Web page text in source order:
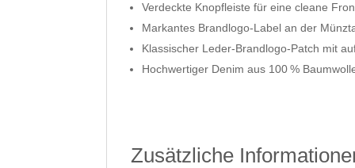
Verdeckte Knopfleiste für eine cleane
Markantes Brandlogo-Label an der
Klassischer Leder-Brandlogo-Patch mit
Hochwertiger Denim aus 100 %
Zusätzliche